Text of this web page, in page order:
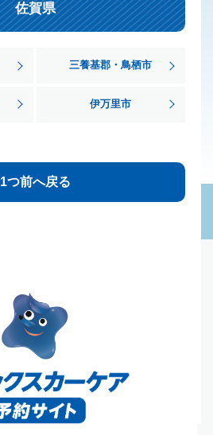
佐賀県
三養基郡・鳥栖市
伊万里市
1つ前へ戻る